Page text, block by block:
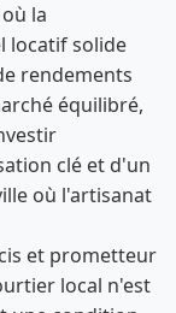
la
locatif solide
rendements
équilibré,
clé et d'un
où l'artisanat
et prometteur
local n'est